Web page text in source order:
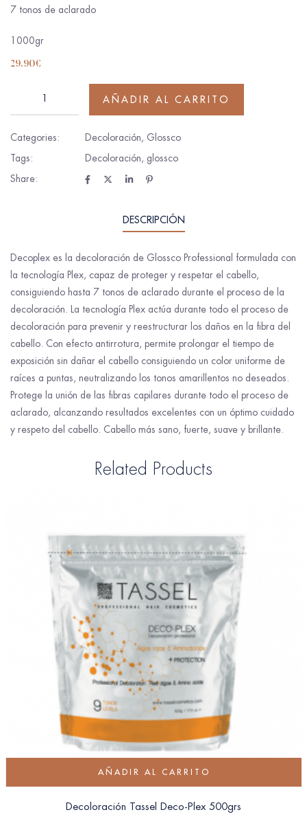
7 tonos de aclarado
1000gr
29.90€
AÑADIR AL CARRITO
Categories: Decoloración, Glossco
Tags:
Decoloración, glossco
Share:
DESCRIPCIÓN
Decoplex es la decoloración de Glossco Professional formulada con
la tecnología Plex, capaz de proteger y respetar el cabello,
consiguiendo hasta 7 tonos de aclarado durante el proceso de la
decoloración. La tecnología Plex actúa durante todo el proceso de
decoloración para prevenir y reestructurar los daños en la fibra del
cabello. Con efecto antirrotura, permite prolongar el tiempo de
exposición sin dañar el cabello consiguiendo un color uniforme de
raíces a puntas, neutralizando los tonos amarillentos no deseados.
Protege la unión de las fibras capilares durante todo el proceso de
aclarado, alcanzando resultados excelentes con un óptimo cuidado
y respeto del cabello. Cabello más sano, fuerte, suave y brillante.
Related Products
AÑADIR AL CARRITO
Decoloración Tassel Deco-Plex 500grs